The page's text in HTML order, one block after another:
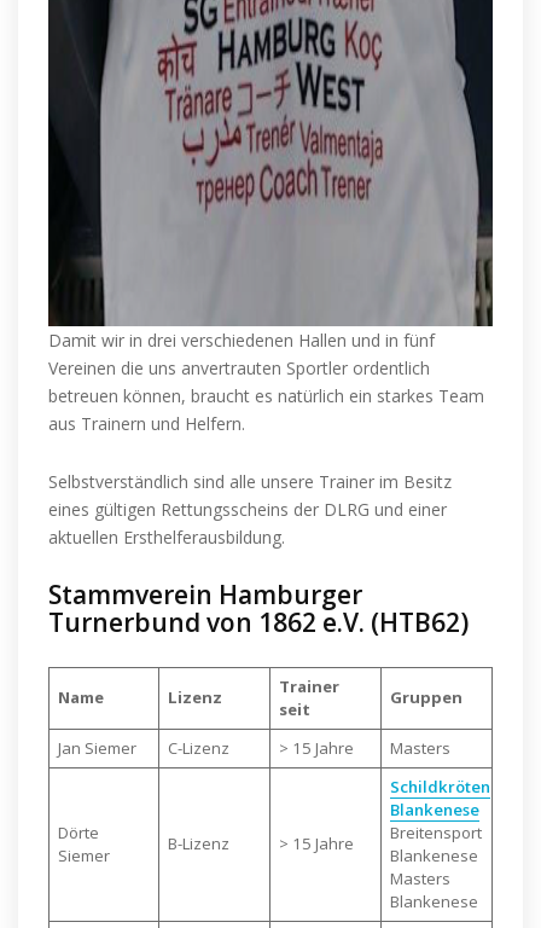
Damit wir in drei verschiedenen Hallen und in fünf
Vereinen die uns anvertrauten Sportler ordentlich
betreuen können, braucht es natürlich ein starkes Team
aus Trainern und Helfern.
Selbstverständlich sind alle unsere Trainer im Besitz
eines gültigen Rettungsscheins der DLRG und einer
aktuellen Ersthelferausbildung.
Stammverein Hamburger
Turnerbund von 1862 e.V. (HTB62)
Name Lizenz
Trainer
seit
Gruppen
Jan Siemer C-Lizenz > 15 Jahre Masters
Dörte
Siemer
B-Lizenz > 15 Jahre
Schildkröten
Blankenese
Breitensport
Blankenese
Masters
Blankenese